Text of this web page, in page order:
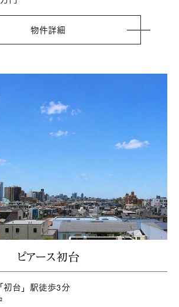
物件詳細
ピアース初台
初台」駅徒歩3分